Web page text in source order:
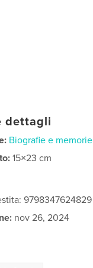
dettagli
Biografie e memorie
15×23 cm
9798347624829
nov 26, 2024